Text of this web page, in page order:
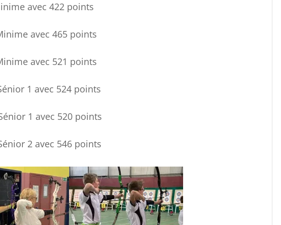
avec 422 points
avec 465 points
avec 521 points
1 avec 524 points
1 avec 520 points
2 avec 546 points